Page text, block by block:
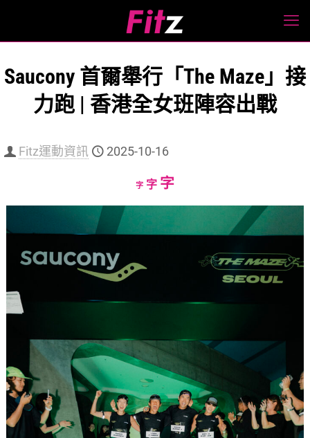
Saucony 首爾舉行「The Maze」接
力跑 | 香港全女班陣容出戰
Fitz運動資訊 2025-10-16
字Decrease
size.
字Reset
size.
字Increase
size.